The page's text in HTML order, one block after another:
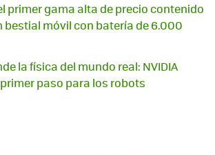
primer gama alta de precio contenido
bestial móvil con batería de 6.000
la física del mundo real: NVIDIA
paso para los robots